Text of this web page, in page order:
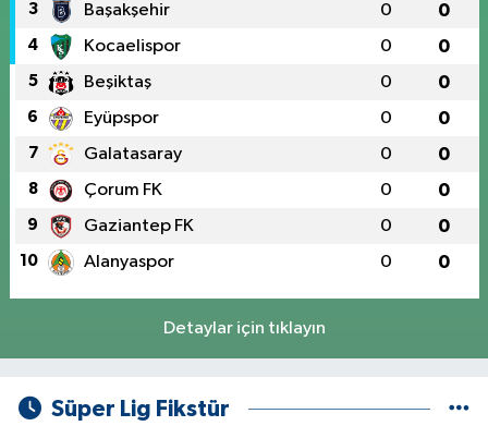
3 Başakşehir 0 0
4 Kocaelispor 0 0
5 Beşiktaş 0 0
6 Eyüpspor 0 0
7 Galatasaray 0 0
8 Çorum FK 0 0
9 Gaziantep FK 0 0
10 Alanyaspor 0 0
Detaylar için tıklayın
Süper Lig Fikstür